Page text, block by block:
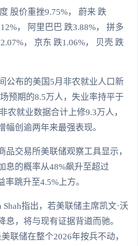
股价重挫9.75%， 蔚来 跌
， 阿里巴巴 跌3.88%， 拼多
， 京东 跌1.06%， 贝壳 跌
公布的美国5月非农就业人口新
预期的8.5万人，失业率持平于
农就业数据合计上修9.3万人，
幅创逾两年来最强表现。
品交易所美联储观察工具显示，
息的概率从48%飙升至超过
跳升至4.5%上方。
Shah指出，若美联储主席凯文·沃
息，将与现有证据背道而驰。
联储在整个2026年按兵不动，